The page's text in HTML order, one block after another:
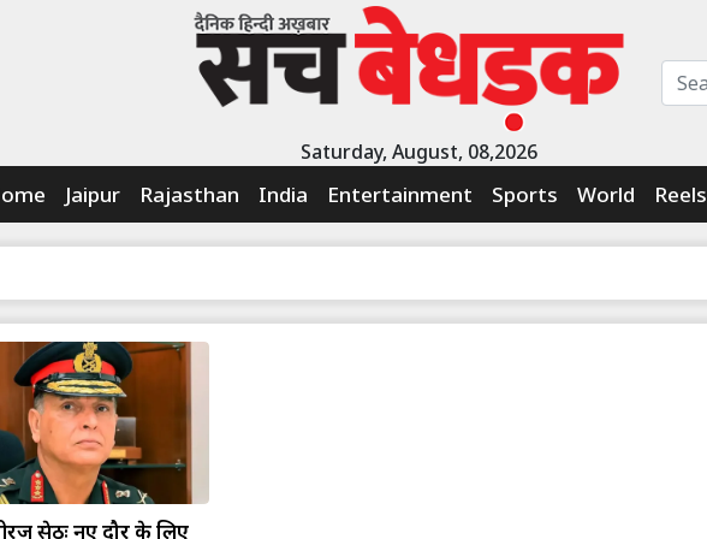
Saturday, August, 08,2026
Jaipur Rajasthan India Entertainment Sports World Reels
सेठः नए दौर के लिए